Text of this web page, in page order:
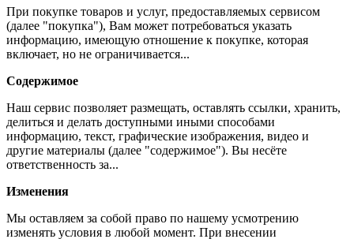
При покупке товаров и услуг, предоставляемых сервисом
(далее "покупка"), Вам может потребоваться указать
информацию, имеющую отношение к покупке, которая
включает, но не ограничивается...
Содержимое
Наш сервис позволяет размещать, оставлять ссылки, хранить,
делиться и делать доступными иными способами
информацию, текст, графические изображения, видео и
другие материалы (далее "содержимое"). Вы несёте
ответственность за...
Изменения
Мы оставляем за собой право по нашему усмотрению
изменять условия в любой момент. При внесении